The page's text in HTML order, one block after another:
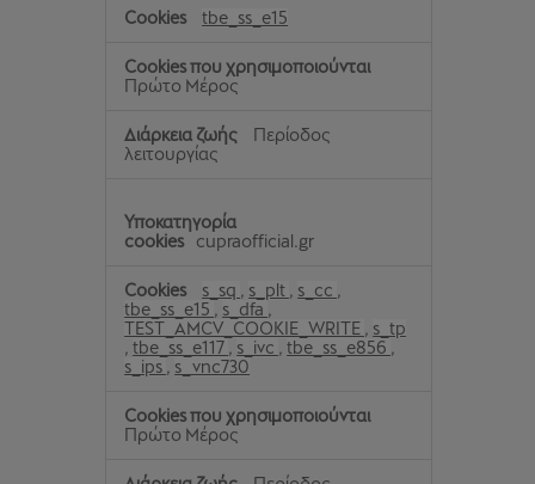
tbe_ss_e15
Πρώτο Μέρος
Περίοδος
λειτουργίας
cupraofficial.gr
s_sq s_plt s_cc
tbe_ss_e15
s_dfa
TEST_AMCV_COOKIE_WRITE
s_tp
,tbe_ss_e117 s_ivc ,tbe_ss_e856
s_ips
s_vnc730
Πρώτο Μέρος